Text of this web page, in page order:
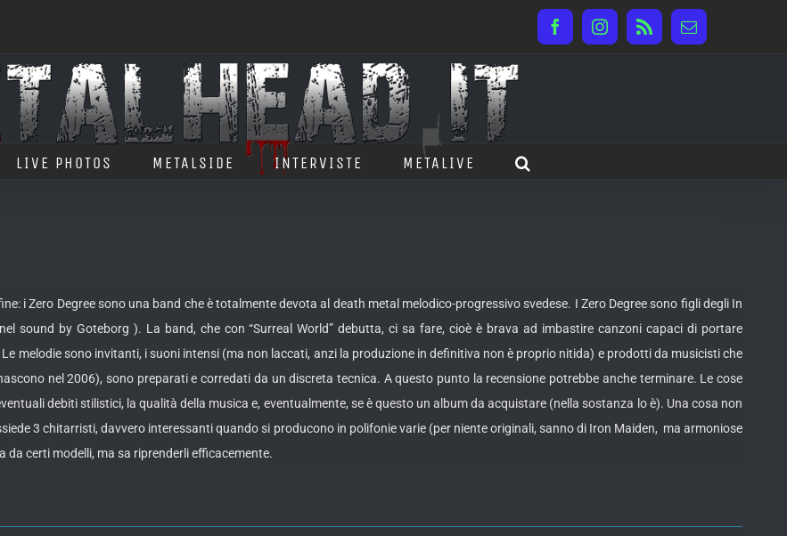
FacebookInstagram
Rss Email
LIVE PHOTOS METALSIDE INTERVISTE METALIVE
i Zero Degree sono una band che è totalmente devota al death metal melodico-progressivo svedese. I Zero Degree sono figli degli In
sound by Goteborg ). La band, che con “Surreal World” debutta, ci sa fare, cioè è brava ad imbastire canzoni capaci di portare
Le melodie sono invitanti, i suoni intensi (ma non laccati, anzi la produzione in definitiva non è proprio nitida) e prodotti da musicisti che
nel 2006), sono preparati e corredati da un discreta tecnica. A questo punto la recensione potrebbe anche terminare. Le cose
debiti stilistici, la qualità della musica e, eventualmente, se è questo un album da acquistare (nella sostanza lo è). Una cosa non
3 chitarristi, davvero interessanti quando si producono in polifonie varie (per niente originali, sanno di Iron Maiden, ma armoniose
da certi modelli, ma sa riprenderli efficacemente.